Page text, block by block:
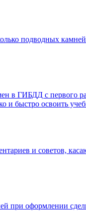
подводных
в ГИБДД с первого
и быстро освоить
и советов,
при оформлении